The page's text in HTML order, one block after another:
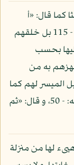
كما قال: «أ
فحسبتم أنما خلقناكم عبثا:» المؤمنون: - 115 بل خلقهم
بحسب
به من
الميسر لهم كما
قال: «أعطى كل شيء خلقه ثم هدى:» طه: - 50، و قال: «ثم
لها من منزلة